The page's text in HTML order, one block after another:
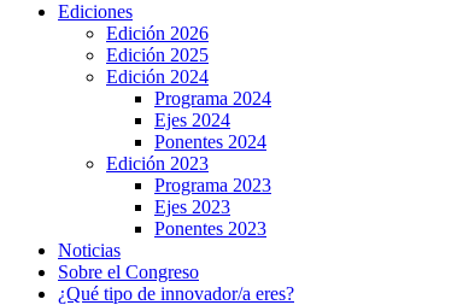
Ediciones
Edición 2026
Edición 2025
Edición 2024
Programa 2024
Ejes 2024
Ponentes 2024
Edición 2023
Programa 2023
Ejes 2023
Ponentes 2023
Noticias
Sobre el Congreso
¿Qué tipo de innovador/a eres?